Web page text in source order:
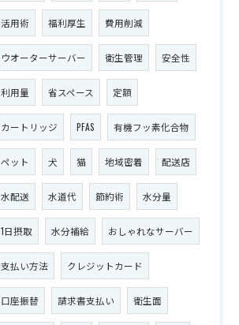
活用術 福利厚生 費用削減
ウオーターサーバー 衛生管理 安全性
利用量 省スペース 定額
カートリッジ PFAS 有機フッ素化合物
ペット 犬 猫 地域密着 配送店
水配送 水道代 節約術 水分量
1日摂取 水分補給 おしゃれなサーバー
支払い方法 クレジットカード
口座振替 請求書支払い 衛生面